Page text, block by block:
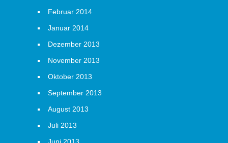
Februar 2014
Januar 2014
Dezember 2013
November 2013
Oktober 2013
September 2013
August 2013
Juli 2013